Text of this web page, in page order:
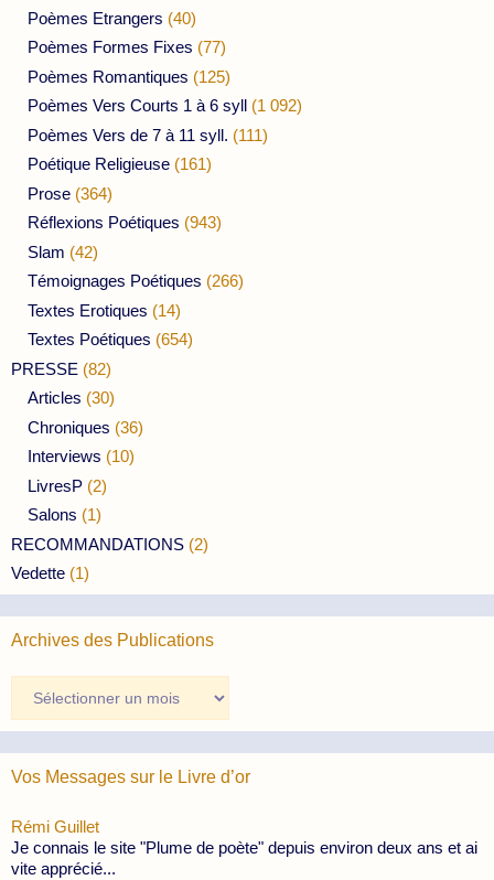
Poèmes Etrangers (40)
Poèmes Formes Fixes (77)
Poèmes Romantiques (125)
Poèmes Vers Courts 1 à 6 syll (1 092)
Poèmes Vers de 7 à 11 syll. (111)
Poétique Religieuse (161)
Prose (364)
Réflexions Poétiques (943)
Slam (42)
Témoignages Poétiques (266)
Textes Erotiques (14)
Textes Poétiques (654)
PRESSE (82)
Articles (30)
Chroniques (36)
Interviews (10)
LivresP (2)
Salons (1)
RECOMMANDATIONS (2)
Vedette (1)
Archives des Publications
des
Publications
Vos Messages sur le Livre d’or
Rémi Guillet
Je connais le site "Plume de poète" depuis environ deux ans et ai
vite apprécié...